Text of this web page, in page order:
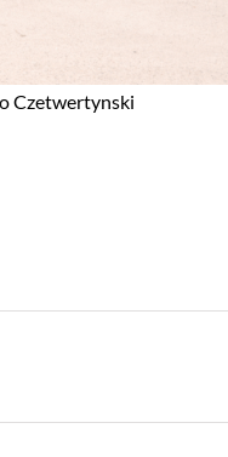
Czetwertynski